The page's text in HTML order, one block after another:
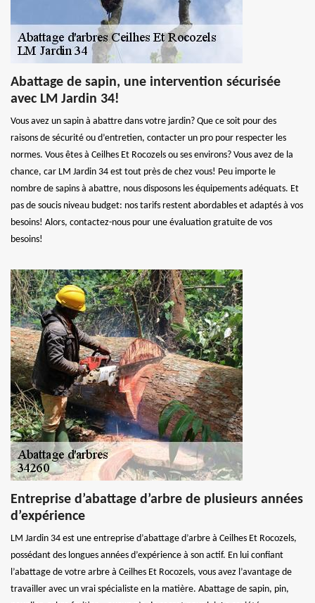
Abattage de sapin, une intervention sécurisée
avec LM Jardin 34!
Vous avez un sapin à abattre dans votre jardin? Que ce soit pour des
raisons de sécurité ou d’entretien, contacter un pro pour respecter les
normes. Vous êtes à Ceilhes Et Rocozels ou ses environs? Vous avez de la
chance, car LM Jardin 34 est tout près de chez vous! Peu importe le
nombre de sapins à abattre, nous disposons les équipements adéquats. Et
pas de soucis niveau budget: nos tarifs restent abordables et adaptés à vos
besoins! Alors, contactez-nous pour une évaluation gratuite de vos
besoins!
Entreprise d’abattage d’arbre de plusieurs années
d’expérience
LM Jardin 34 est une entreprise d’abattage d’arbre à Ceilhes Et Rocozels,
possédant des longues années d’expérience à son actif. En lui confiant
l’abattage de votre arbre à Ceilhes Et Rocozels, vous avez l’avantage de
travailler avec un vrai spécialiste en la matière. Abattage de sapin, pin,